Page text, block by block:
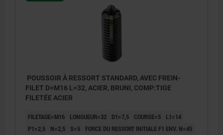
POUSSOIR À RESSORT STANDARD, AVEC FREIN-
FILET D=M16 L=32, ACIER, BRUNI, COMP:TIGE
FILETÉE ACIER
FILETAGE=M16 LONGUEUR=32 D1=7,5 COURSE=5
L1=14
P1=2,5
N=2,5 S=5
FORCE DU RESSORT INITIALE F1 ENV. N=45